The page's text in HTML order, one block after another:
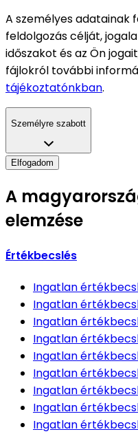
A személyes adatainak
feldolgozás célját,
időszakot és az Ön
fájlokról további
tájékoztatónkban.
Személyre szabott
Elfogadom
A
elemzése
Értékbecslés
Ingatlan
Ingatlan
Ingatlan
Ingatlan
Ingatlan
Ingatlan
Ingatlan
Ingatlan
Ingatlan